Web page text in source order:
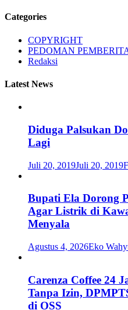
Categories
COPYRIGHT
PEDOMAN
Redaksi
Latest News
Diduga Palsukan
Lagi
Juli 20, 2019Juli 20, 2019
Bupati Ela Dorong
Agar Listrik di
Menyala
Agustus 4, 2026Eko
Carenza Coffee 24
Tanpa Izin,
di OSS